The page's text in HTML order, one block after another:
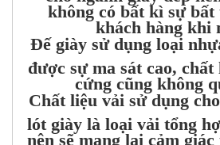
không có bất kì sự bất
khách hàng khi
Đế giày sử dụng loại
được sự ma sát cao, chất
cứng cũng không
Chất liệu vải sử dụng
lót giày là loại vải tổng
nên sẽ mang lại cảm